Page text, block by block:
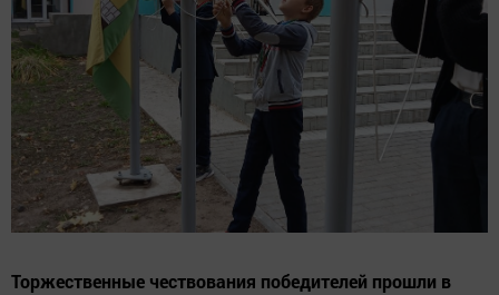
Торжественные чествования победителей прошли в